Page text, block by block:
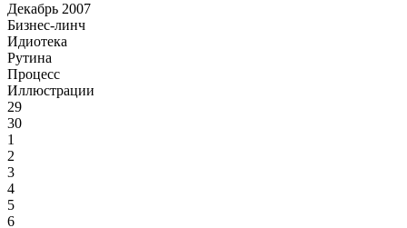
Декабрь 2007
Бизнес-линч
Идиотека
Рутина
Процесс
Иллюстрации
29
30
1
2
3
4
5
6